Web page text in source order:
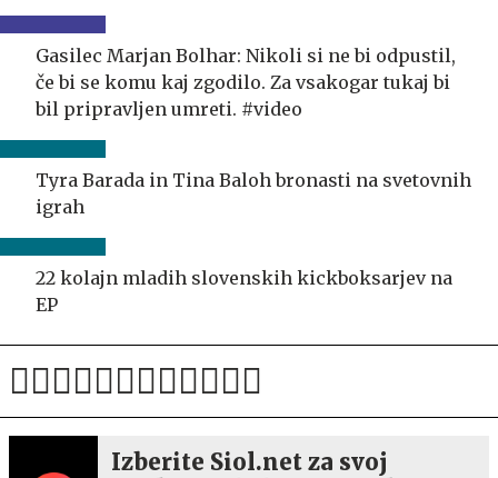
Gasilec Marjan Bolhar: Nikoli si ne bi odpustil,
če bi se komu kaj zgodilo. Za vsakogar tukaj bi
bil pripravljen umreti. #video
Tyra Barada in Tina Baloh bronasti na svetovnih
igrah
22 kolajn mladih slovenskih kickboksarjev na
EP
Izberite Siol.net za svoj